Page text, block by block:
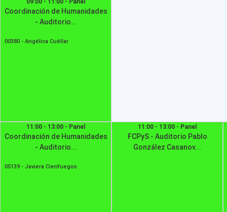
09:00 - 11:00 - Panel
Coordinación de Humanidades
- Auditorio...
00380 - Angélica Cuéllar
11:00 - 13:00 - Panel
Coordinación de Humanidades
- Auditorio...
05139 - Javiera Cienfuegos
11:00 - 13:00 - Panel
FCPyS - Auditorio Pablo
González Casanov...